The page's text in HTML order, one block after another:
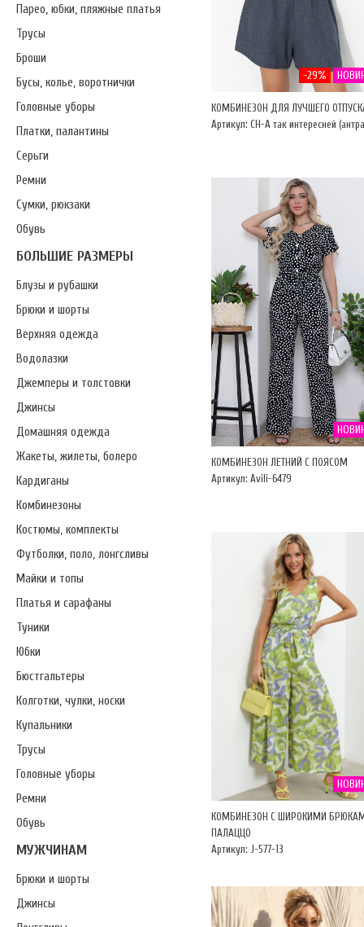
Парео, юбки, пляжные платья
Трусы
Броши
Бусы, колье, воротнички
Головные уборы
Платки, палантины
Серьги
Ремни
Сумки, рюкзаки
Обувь
БОЛЬШИЕ РАЗМЕРЫ
Блузы и рубашки
Брюки и шорты
Верхняя одежда
Водолазки
Джемперы и толстовки
Джинсы
Домашняя одежда
Жакеты, жилеты, болеро
Кардиганы
Комбинезоны
Костюмы, комплекты
Футболки, поло, лонгсливы
Майки и топы
Платья и сарафаны
Туники
Юбки
Бюстгальтеры
Колготки, чулки, носки
Купальники
Трусы
Головные уборы
Ремни
Обувь
МУЖЧИНАМ
Брюки и шорты
Джинсы
-29%
КОМБИНЕЗОН ДЛЯ ЛУЧШЕГО
Артикул: CH-А так интересней
КОМБИНЕЗОН ЛЕТНИЙ С ПОЯСОМ
Артикул: Avili-6479
КОМБИНЕЗОН С ШИРОКИМИ
ПАЛАЦЦО
Артикул: J-577-13